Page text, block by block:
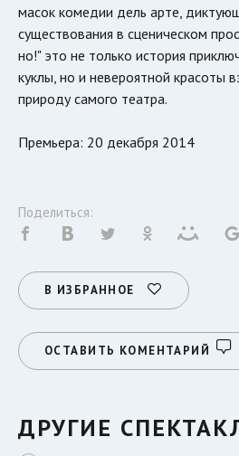
масок комедии дель арте,
существования в сценическом
но!" это не только история
куклы, но и невероятной красоты
природу самого театра.
Премьера: 20 декабря 2014
Поделиться:
В ИЗБРАННОЕ
ОСТАВИТЬ КОМЕНТАРИЙ
ДРУГИЕ